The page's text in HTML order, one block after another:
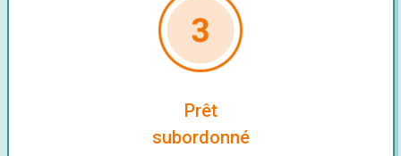
Prêt
subordonné